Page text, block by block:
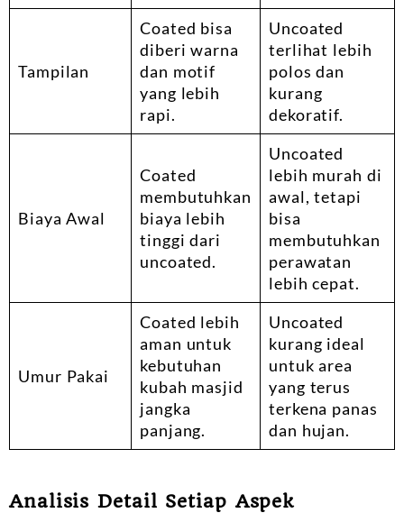
Tampilan
Coated bisa
diberi warna
dan motif
yang lebih
rapi.
Uncoated
terlihat lebih
polos dan
kurang
dekoratif.
Biaya Awal
Coated
membutuhkan
biaya lebih
tinggi dari
uncoated.
Uncoated
lebih murah di
awal, tetapi
bisa
membutuhkan
perawatan
lebih cepat.
Umur Pakai
Coated lebih
aman untuk
kebutuhan
kubah masjid
jangka
panjang.
Uncoated
kurang ideal
untuk area
yang terus
terkena panas
dan hujan.
Analisis Detail Setiap Aspek